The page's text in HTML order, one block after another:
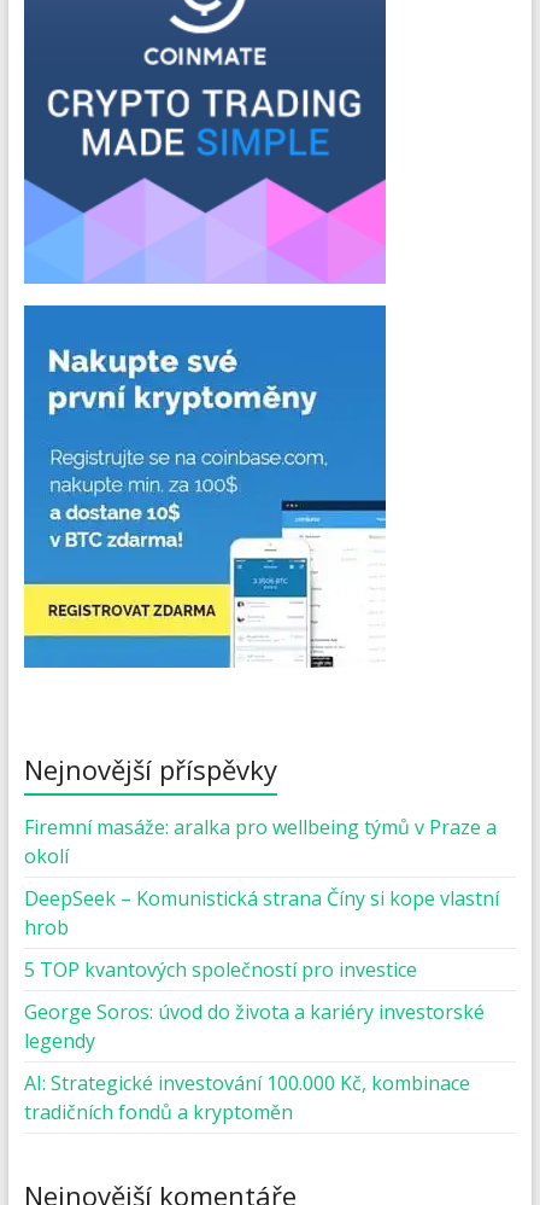
Nejnovější příspěvky
Firemní masáže: aralka pro wellbeing týmů v Praze a
okolí
DeepSeek – Komunistická strana Číny si kope vlastní
hrob
5 TOP kvantových společností pro investice
George Soros: úvod do života a kariéry investorské
legendy
AI: Strategické investování 100.000 Kč, kombinace
tradičních fondů a kryptoměn
Nejnovější komentáře